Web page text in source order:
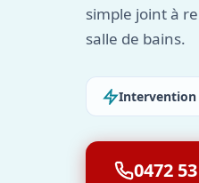
simple joint à
salle de bains.
Intervention
0472